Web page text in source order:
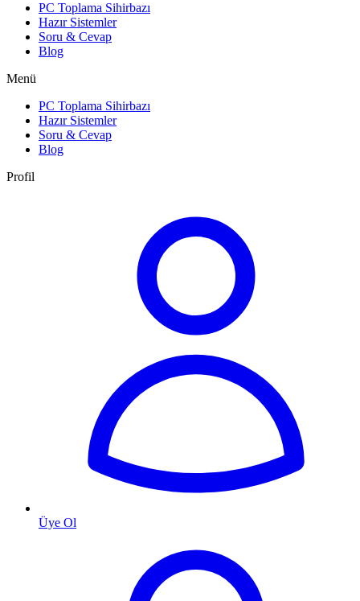
PC Toplama Sihirbazı
Hazır Sistemler
Soru & Cevap
Blog
Menü
PC Toplama Sihirbazı
Hazır Sistemler
Soru & Cevap
Blog
Profil
Üye Ol